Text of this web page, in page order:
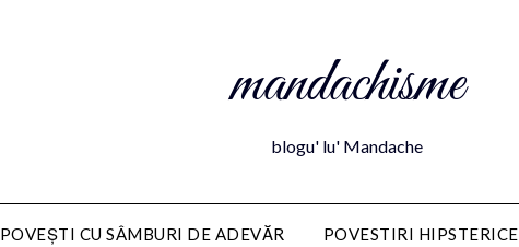
mandachisme
blogu' lu' Mandache
POVEȘTI CU SÂMBURI DE ADEVĂR POVESTIRI HIPSTERICE